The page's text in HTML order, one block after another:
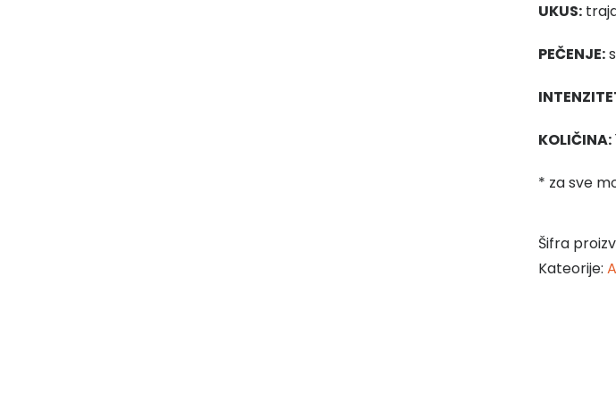
UKUS:
PEČENJE:
KOLIČINA:
* za sve
Šifra
Kateorije: